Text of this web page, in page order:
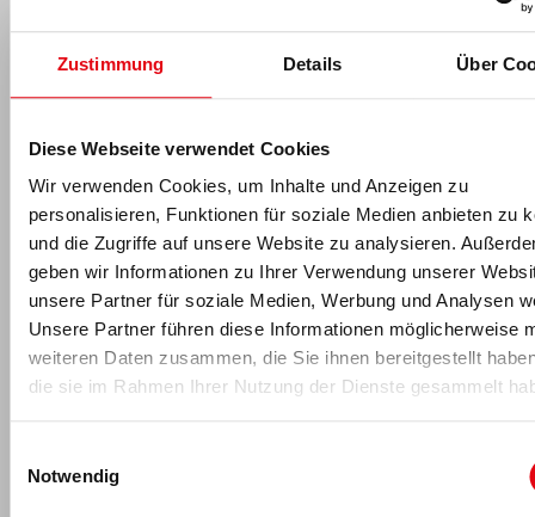
Zustimmung Details Über
Diese Webseite verwendet Cookies
Wir verwenden Cookies, um Inhalte und Anzeigen zu
personalisieren, Funktionen für soziale Medien anbieten zu
und die Zugriffe auf unsere Website zu analysieren.
geben wir Informationen zu Ihrer Verwendung unserer
unsere Partner für soziale Medien, Werbung und Analysen
Unsere Partner führen diese Informationen möglicherweise
weiteren Daten zusammen, die Sie ihnen bereitgestellt
die sie im Rahmen Ihrer Nutzung der Dienste gesammelt
Notwendig
vorher so nicht kannte.
-Anzeige-
Für fitness MANAGEMENT berichtet